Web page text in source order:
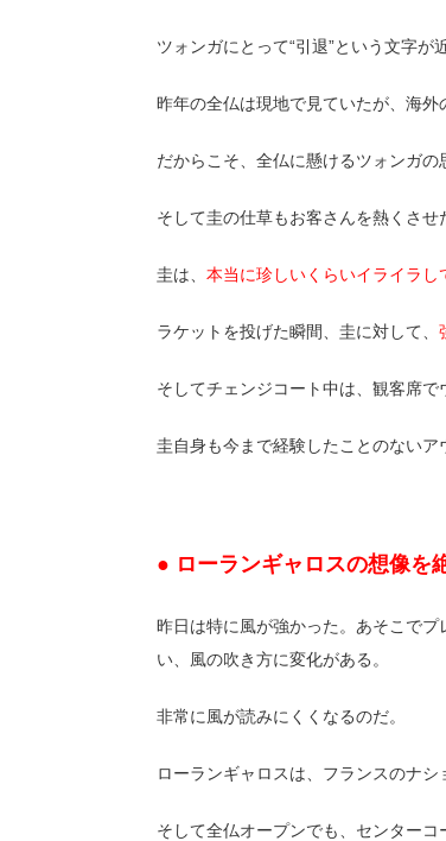
ツォンガにとって“引退”という文字が
昨年の全仏は現地で見ていたが、海外
だからこそ、全仏に懸けるツォンガの
そして圭の仕草もお客さんを熱くさせ
圭は、 本当に珍しいくらいイライラし
ラケットを投げた瞬間、圭に対して、
そしてチェンジコート中は、観客席で
圭自身も今まで経験したことのない
● ローランギャロスの想像を
昨日は特に風が強かった。あそこで
い、風の吹き方に変化がある。
非常に風が読みにくくなるのだ。
ローランギャロスは、フランスのナ
そして全仏オープンでも、センターコ